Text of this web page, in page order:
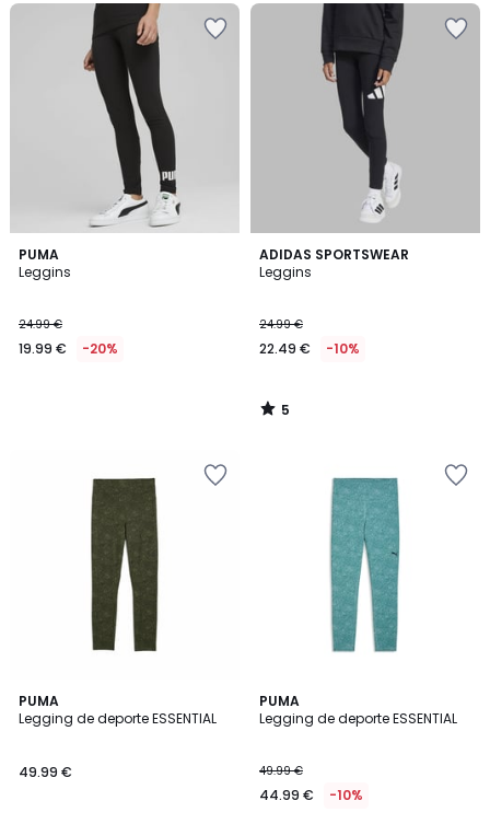
PUMA
Leggins
24.99 €
19.99 € -20%
ADIDAS SPORTSWEAR
Leggins
24.99 €
22.49 € -10%
5
/
5
/
PUMA
Legging de deporte ESSENTIAL
49.99 €
4
/
PUMA
Legging de deporte ESSENTIAL
49.99 €
44.99 € -10%
4
/